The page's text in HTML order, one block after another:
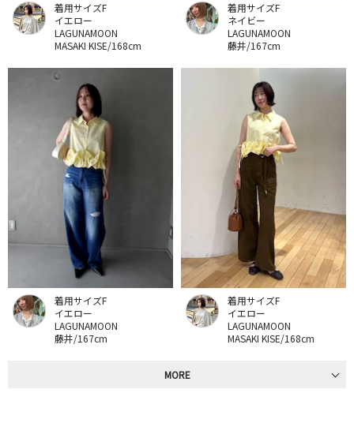
着用サイズF
イエロー
LAGUNAMOON
MASAKI KISE/168cm
着用サイズF
ネイビー
LAGUNAMOON
藤井/167cm
着用サイズF
イエロー
LAGUNAMOON
藤井/167cm
着用サイズF
イエロー
LAGUNAMOON
MASAKI KISE/168cm
MORE